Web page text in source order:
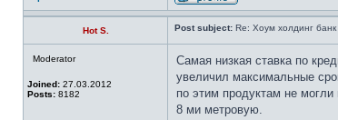
Hot S. Post subject: Re: Хоум холдинг банк
Moderator
Joined: 27.03.2012
Posts: 8182
Самая низкая ставка по
увеличил максимальные
по этим продуктам не
8 ми метровую.